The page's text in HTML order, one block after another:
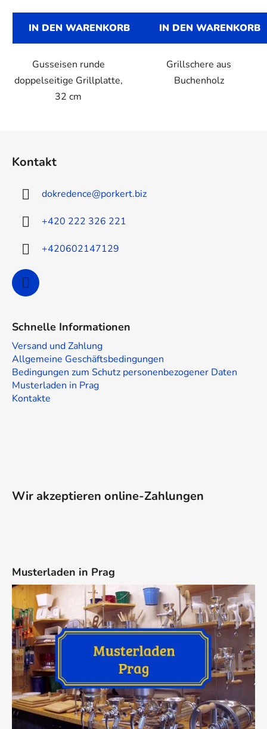
IN DEN WARENKORB
Gusseisen runde
doppelseitige Grillplatte,
32 cm
IN DEN WARENKORB
Grillschere aus
Buchenholz
Kontakt
dokredence@porkert.biz
+420 222 326 221
+420602147129
Schnelle Informationen
Versand und Zahlung
Allgemeine Geschäftsbedingungen
Bedingungen zum Schutz personenbezogener Daten
Musterladen in Prag
Kontakte
Wir akzeptieren online-Zahlungen
Musterladen in Prag